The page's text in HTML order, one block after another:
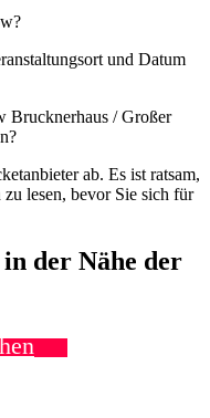
und Datum
Brucknerhaus / Großer
ab. Es ist ratsam,
lesen, bevor Sie sich für
der Nähe der